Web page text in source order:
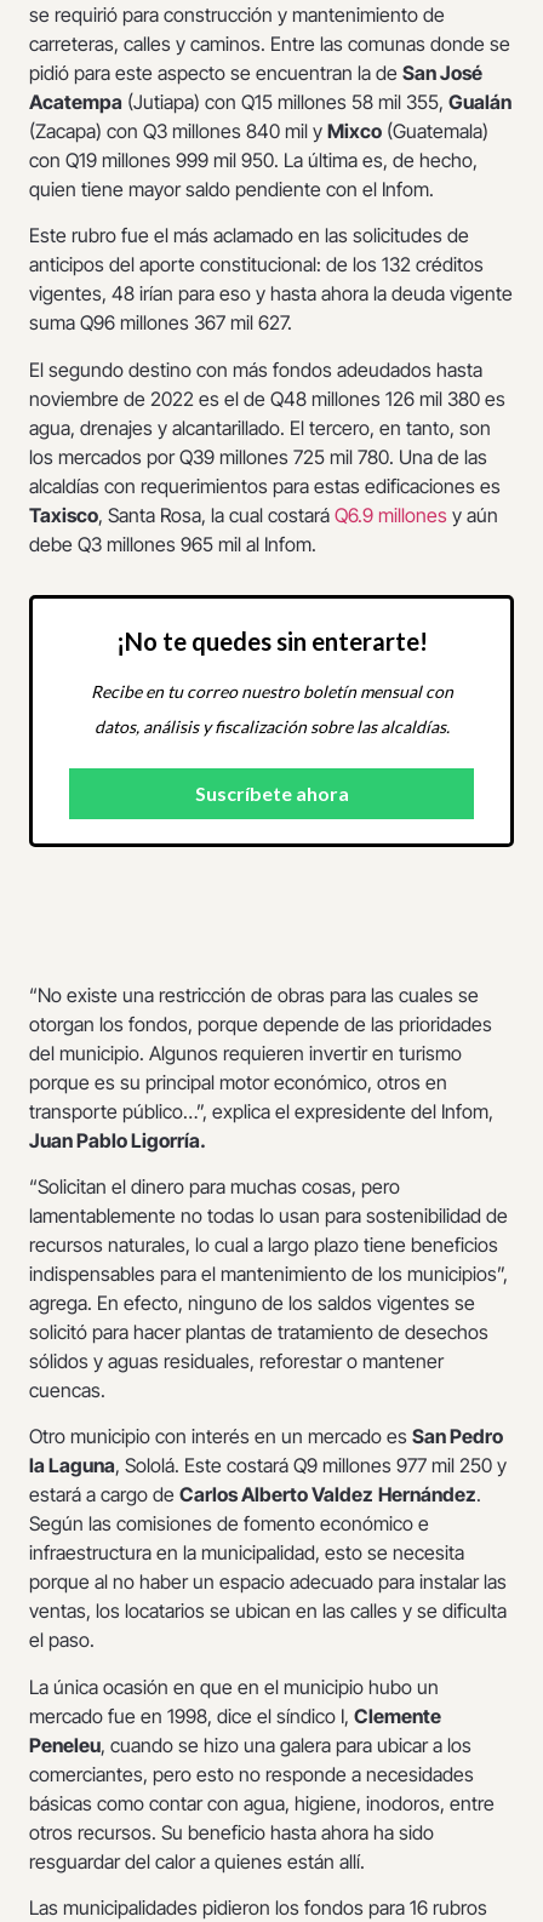
se requirió para construcción y mantenimiento de
carreteras, calles y caminos. Entre las comunas donde se
pidió para este aspecto se encuentran la de San José
Acatempa (Jutiapa) con Q15 millones 58 mil 355, Gualán
(Zacapa) con Q3 millones 840 mil y Mixco (Guatemala)
con Q19 millones 999 mil 950. La última es, de hecho,
quien tiene mayor saldo pendiente con el Infom.
Este rubro fue el más aclamado en las solicitudes de
anticipos del aporte constitucional: de los 132 créditos
vigentes, 48 irían para eso y hasta ahora la deuda vigente
suma Q96 millones 367 mil 627.
El segundo destino con más fondos adeudados hasta
noviembre de 2022 es el de Q48 millones 126 mil 380 es
agua, drenajes y alcantarillado. El tercero, en tanto, son
los mercados por Q39 millones 725 mil 780. Una de las
alcaldías con requerimientos para estas edificaciones es
Taxisco, Santa Rosa, la cual costará Q6.9 millones y aún
debe Q3 millones 965 mil al Infom.
¡No te quedes sin enterarte!
Recibe en tu correo nuestro boletín mensual con
datos, análisis y fiscalización sobre las alcaldías.
“No existe una restricción de obras para las cuales se
otorgan los fondos, porque depende de las prioridades
del municipio. Algunos requieren invertir en turismo
porque es su principal motor económico, otros en
transporte público…”, explica el expresidente del Infom,
Juan Pablo Ligorría.
“Solicitan el dinero para muchas cosas, pero
lamentablemente no todas lo usan para sostenibilidad de
recursos naturales, lo cual a largo plazo tiene beneficios
indispensables para el mantenimiento de los municipios”,
agrega. En efecto, ninguno de los saldos vigentes se
solicitó para hacer plantas de tratamiento de desechos
sólidos y aguas residuales, reforestar o mantener
cuencas.
Otro municipio con interés en un mercado es San Pedro
la Laguna, Sololá. Este costará Q9 millones 977 mil 250 y
estará a cargo de Carlos Alberto Valdez Hernández.
Según las comisiones de fomento económico e
infraestructura en la municipalidad, esto se necesita
porque al no haber un espacio adecuado para instalar las
ventas, los locatarios se ubican en las calles y se dificulta
el paso.
La única ocasión en que en el municipio hubo un
mercado fue en 1998, dice el síndico I, Clemente
Peneleu, cuando se hizo una galera para ubicar a los
comerciantes, pero esto no responde a necesidades
básicas como contar con agua, higiene, inodoros, entre
otros recursos. Su beneficio hasta ahora ha sido
resguardar del calor a quienes están allí.
Las municipalidades pidieron los fondos para 16 rubros